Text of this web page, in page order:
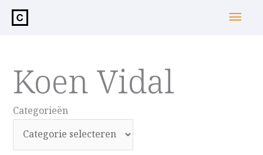
inhoud
Koen Vidal
Categorieën
Categorieën